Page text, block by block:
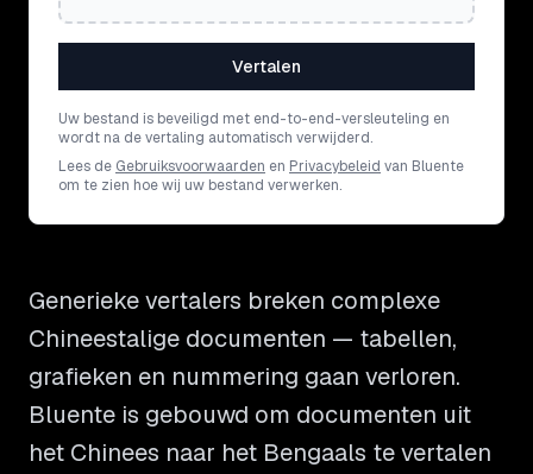
Vertalen
Uw bestand is beveiligd met end-to-end-versleuteling en
wordt na de vertaling automatisch verwijderd.
Lees de Gebruiksvoorwaarden en Privacybeleid van Bluente
om te zien hoe wij uw bestand verwerken.
Generieke vertalers breken complexe
Chineestalige documenten — tabellen,
grafieken en nummering gaan verloren.
Bluente is gebouwd om documenten uit
het Chinees naar het Bengaals te vertalen